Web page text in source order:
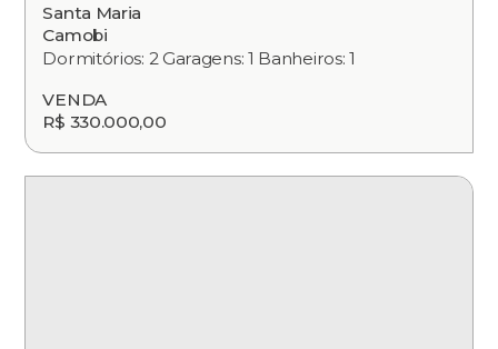
Santa Maria
Camobi
Dormitórios: 2 Garagens: 1 Banheiros: 1
VENDA
R$ 330.000,00